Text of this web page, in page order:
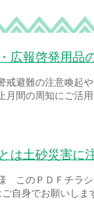
広報啓発用品
戒避難の注意喚起や
月間の周知にご活用
は土砂災害に
このＰＤＦチラシ
自身でお願いしま